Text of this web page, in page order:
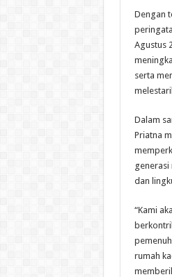
Dengan
Agustus
serta
Dalam
Priatna
generasi
dan
“Kami
rumah